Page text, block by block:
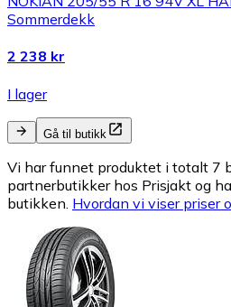
Sommerdekk
2 238 kr
I lager
Gå til butikk
Vi har funnet produktet i totalt 7
partnerbutikker hos Prisjakt og
butikken. Hvordan vi viser priser